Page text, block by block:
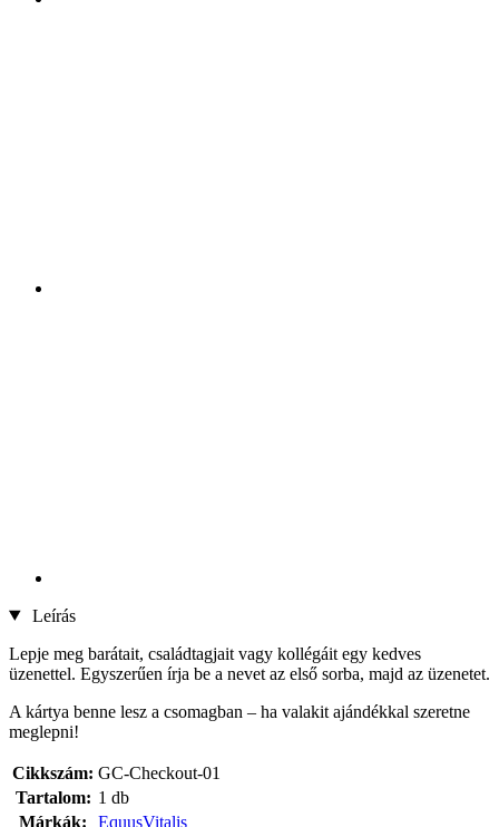
Leírás
Lepje meg barátait, családtagjait vagy kollégáit egy kedves
üzenettel. Egyszerűen írja be a nevet az első sorba, majd az üzenetet.
A kártya benne lesz a csomagban – ha valakit ajándékkal szeretne
meglepni!
Cikkszám: GC-Checkout-01
Tartalom: 1 db
Márkák:
EquusVitalis